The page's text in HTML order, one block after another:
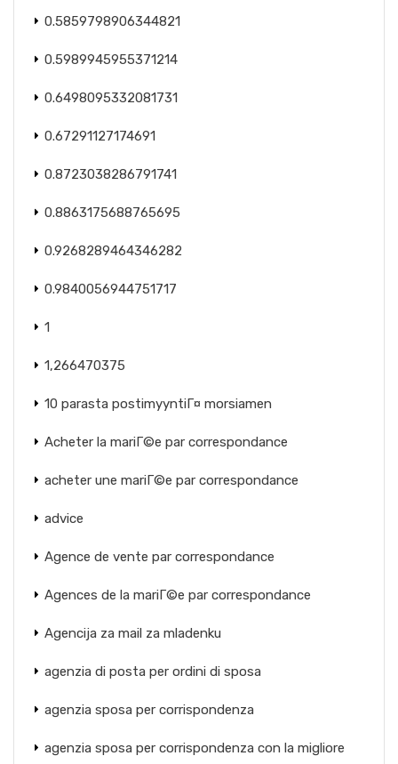
0.5859798906344821
0.5989945955371214
0.6498095332081731
0.67291127174691
0.8723038286791741
0.8863175688765695
0.9268289464346282
0.9840056944751717
1
1,266470375
10 parasta postimyyntiГ¤ morsiamen
Acheter la mariГ©e par correspondance
acheter une mariГ©e par correspondance
advice
Agence de vente par correspondance
Agences de la mariГ©e par correspondance
Agencija za mail za mladenku
agenzia di posta per ordini di sposa
agenzia sposa per corrispondenza
agenzia sposa per corrispondenza con la migliore